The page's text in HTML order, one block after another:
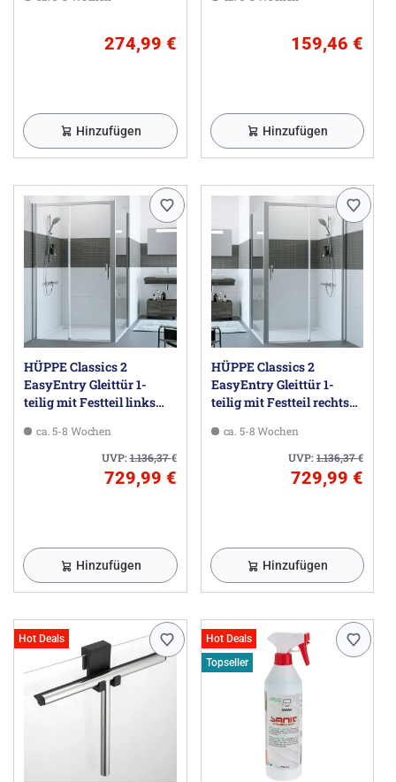
274,99 €
Hinzufügen
159,46 €
Hinzufügen
HÜPPE Classics 2
EasyEntry Gleittür 1-
teilig mit Festteil links
Anti-Plaque
ca. 5-8 Wochen
UVP:1.136,37€
729,99 €
Hinzufügen
HÜPPE Classics 2
EasyEntry Gleittür 1-
teilig mit Festteil rechts
Anti-Plaque
ca. 5-8 Wochen
UVP:1.136,37€
729,99 €
Hinzufügen
Hot Deals
Hot Deals
Topseller